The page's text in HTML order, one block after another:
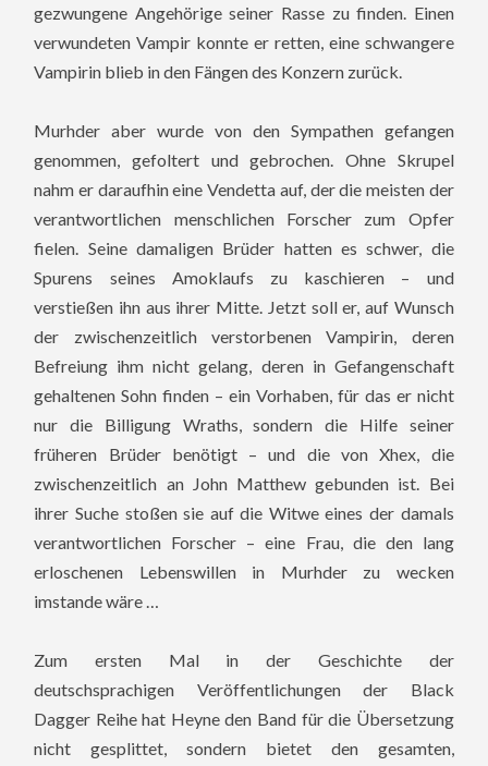
gezwungene Angehörige seiner Rasse zu finden. Einen
verwundeten Vampir konnte er retten, eine schwangere
Vampirin blieb in den Fängen des Konzern zurück.
Murhder aber wurde von den Sympathen gefangen
genommen, gefoltert und gebrochen. Ohne Skrupel
nahm er daraufhin eine Vendetta auf, der die meisten der
verantwortlichen menschlichen Forscher zum Opfer
fielen. Seine damaligen Brüder hatten es schwer, die
Spurens seines Amoklaufs zu kaschieren – und
verstießen ihn aus ihrer Mitte. Jetzt soll er, auf Wunsch
der zwischenzeitlich verstorbenen Vampirin, deren
Befreiung ihm nicht gelang, deren in Gefangenschaft
gehaltenen Sohn finden – ein Vorhaben, für das er nicht
nur die Billigung Wraths, sondern die Hilfe seiner
früheren Brüder benötigt – und die von Xhex, die
zwischenzeitlich an John Matthew gebunden ist. Bei
ihrer Suche stoßen sie auf die Witwe eines der damals
verantwortlichen Forscher – eine Frau, die den lang
erloschenen Lebenswillen in Murhder zu wecken
imstande wäre …
Zum ersten Mal in der Geschichte der
deutschsprachigen Veröffentlichungen der Black
Dagger Reihe hat Heyne den Band für die Übersetzung
nicht gesplittet, sondern bietet den gesamten,